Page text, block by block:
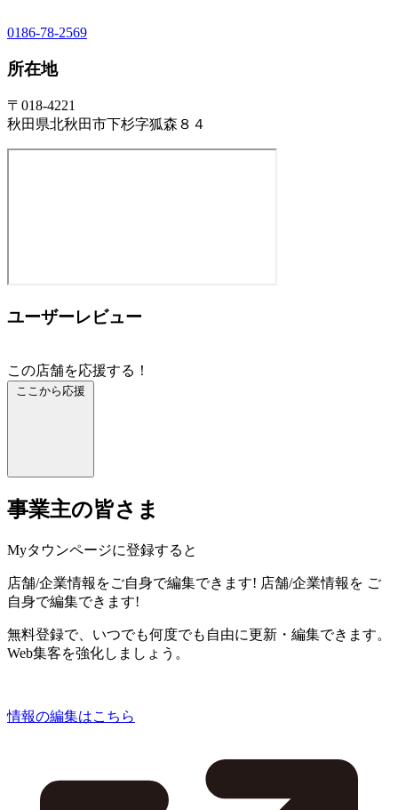
0186-78-2569
所在地
〒018-4221
秋田県北秋田市下杉字狐森８４
ユーザーレビュー
この店舗を応援する！
ここから応援
事業主の皆さま
Myタウンページに登録すると
店舗/企業情報をご自身で編集できます! 店舗/企業情報を ご
自身で編集できます!
無料登録で、いつでも何度でも自由に更新・編集できます。
Web集客を強化しましょう。
情報の編集はこちら